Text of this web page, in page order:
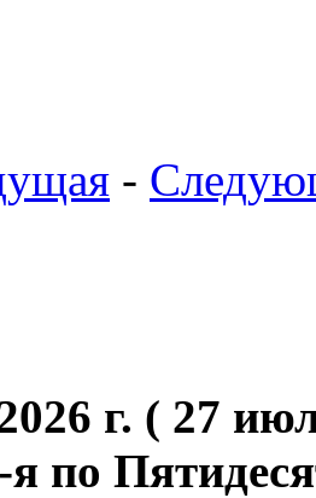
-
г. ( 27
я по